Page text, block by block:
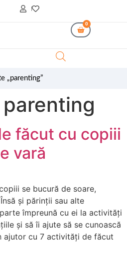
0
„parenting”
parenting
făcut cu copiii
vară
se bucură de soare,
și părinții sau alte
împreună cu ei la activități
și să îi ajute să se cunoască
ajutor cu 7 activități de făcut